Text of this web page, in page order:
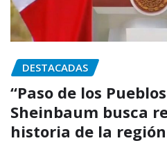
DESTACADAS
“Paso de los
Sheinbaum busca
historia de la